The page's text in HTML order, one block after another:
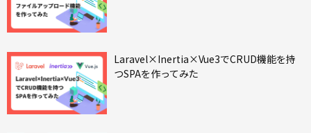
Laravel×Inertia×Vue3でCRUD機能を持
つSPAを作ってみた